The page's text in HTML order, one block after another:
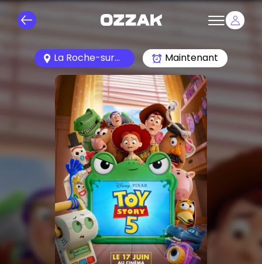
La Roche-sur-Yon 85000 Maintenant